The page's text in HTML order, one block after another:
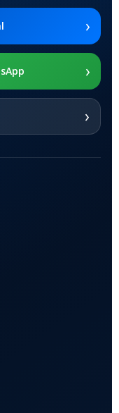
x200 / Samsung
Tab A8 10.5 2021 SM-
DE APOYO
›
›
›